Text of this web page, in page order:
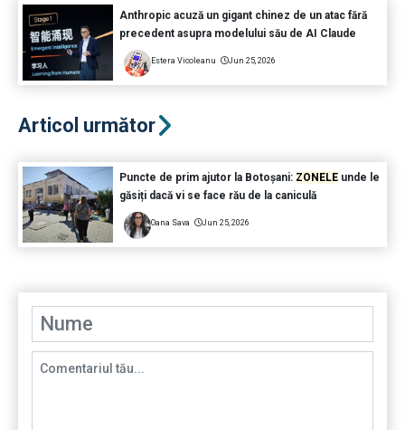
Anthropic acuză un gigant chinez de un atac fără
precedent asupra modelului său de AI Claude
Estera Vicoleanu Jun 25, 2026
Articol următor
Puncte de prim ajutor la Botoșani: ZONELEunde le
găsiți dacă vi se face rău de la caniculă
Oana Sava Jun 25, 2026